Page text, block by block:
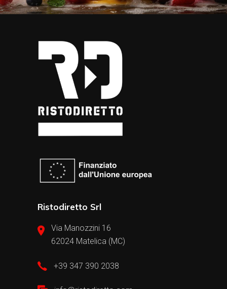
Ristodiretto Srl
Via Manozzini 16
62024 Matelica (MC)
+39 347 390 2038